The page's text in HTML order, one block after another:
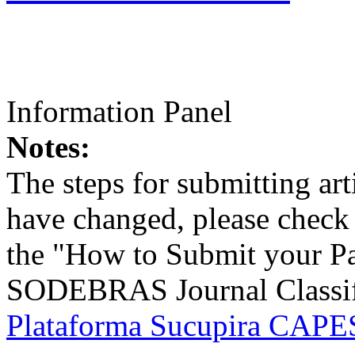
Information Panel
Notes:
The steps for submitting
have changed, please
the "How to Submit your
SODEBRAS Journal
Plataforma Sucupira